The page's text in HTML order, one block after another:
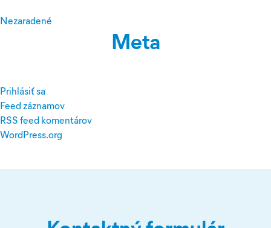
Nezaradené
Meta
Prihlásiť sa
Feed záznamov
RSS feed komentárov
WordPress.org